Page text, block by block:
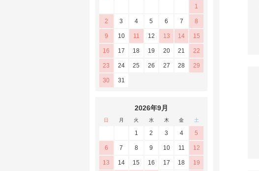
1
2 3 4 5 6 7 8
9 10 11 12 13 14 15
16 17 18 19 20 21 22
23 24 25 26 27 28 29
30 31
2026年9月
日 月 火 水 木 金 土
1 2 3 4 5
6 7 8 9 10 11 12
13 14 15 16 17 18 19